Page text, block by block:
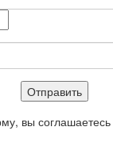
Отправить
вы соглашаетесь